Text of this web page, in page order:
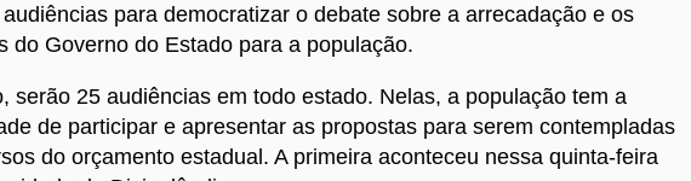
para democratizar o debate sobre a arrecadação e os
do Governo do Estado para a população.
serão 25 audiências em todo estado. Nelas, a população tem a
de participar e apresentar as propostas para serem contempladas
do orçamento estadual. A primeira aconteceu nessa quinta-feira